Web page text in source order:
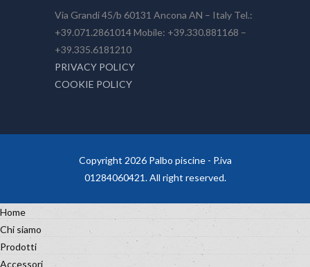
Via Grandi 45/b 60131 Ancona AN – Italy Tel.:
+39.071.2861014 Mobile: +39.330.881168 –
+39.335.6181210
PRIVACY POLICY
COOKIE POLICY
Copyright 2026 Palbo piscine - P.iva
01284060421. All right reserved.
Home
Chi siamo
Prodotti
Accessori